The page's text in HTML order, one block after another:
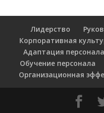
Лидерство
Корпоративная
Адаптация персонала
Обучение персонала
Организационная